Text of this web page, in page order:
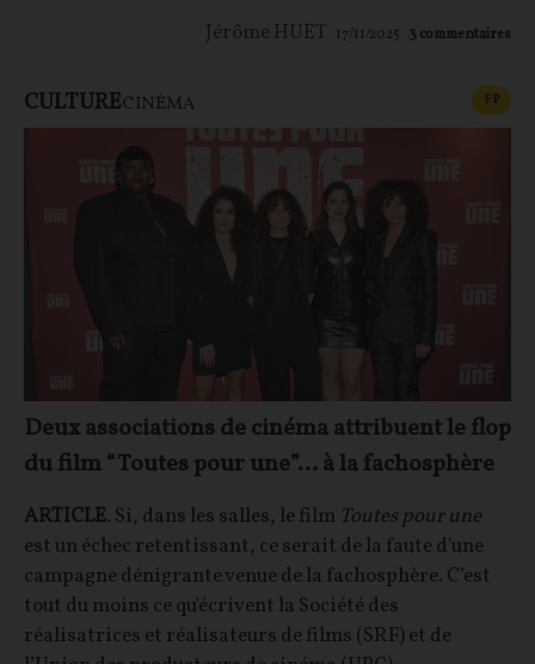
Jérôme HUET 17/11/2025 3 commentaires
CULTURECINÉMA FP
Deux associations de cinéma attribuent le flop
du film “Toutes pour une”… à la fachosphère
ARTICLE. Si, dans les salles, le film Toutes pour une
est un échec retentissant, ce serait de la faute d'une
campagne dénigrante venue de la fachosphère. C’est
tout du moins ce qu'écrivent la Société des
réalisatrices et réalisateurs de films (SRF) et de